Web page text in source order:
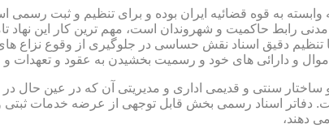
به قوه قضائیه ایران بوده و برای تنظیم و ثبت
رابط حاکمیت و شهروندان است، مهم ترین کار این
دقیق اسناد نقش حساسی در جلوگیری از وقوع نزاع
و دارائی های خود و رسمیت بخشیدن به عقود و تعهدات
ساختار سنتی و قدیمی اداری و مدیریتی آن که در عین
دفاتر اسناد رسمی بخش قابل توجهی از عرضه خدمات ثبتی
دهند،